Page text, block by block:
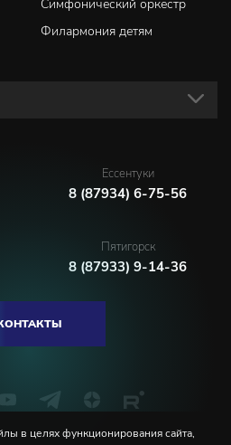
Симфонический оркестр
Филармония детям
Ессентуки
8 (87934) 6-75-56
Пятигорск
8 (87933) 9-14-36
в целях функционирования сайта,